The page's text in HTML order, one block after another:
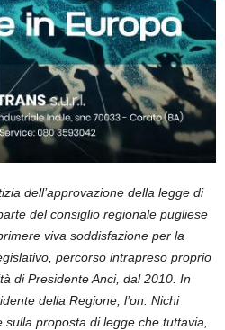
dell’approvazione della legge di
del consiglio regionale pugliese
viva soddisfazione per la
percorso intrapreso proprio
di Presidente Anci, dal 2010. In
della Regione, l’on. Nichi
proposta di legge che tuttavia,